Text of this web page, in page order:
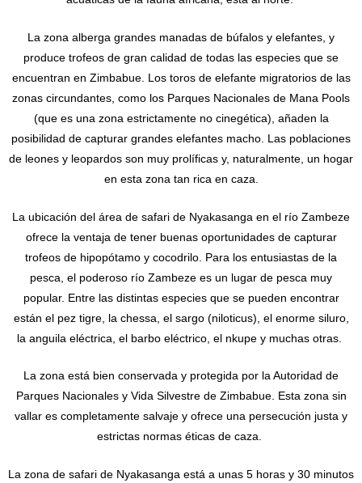
La zona alberga grandes manadas de búfalos y elefantes, y
produce trofeos de gran calidad de todas las especies que se
encuentran en Zimbabue. Los toros de elefante migratorios de las
zonas circundantes, como los Parques Nacionales de Mana Pools
(que es una zona estrictamente no cinegética), añaden la
posibilidad de capturar grandes elefantes macho. Las poblaciones
de leones y leopardos son muy prolíficas y, naturalmente, un hogar
en esta zona tan rica en caza.
La ubicación del área de safari de Nyakasanga en el río Zambeze
ofrece la ventaja de tener buenas oportunidades de capturar
trofeos de hipopótamo y cocodrilo. Para los entusiastas de la
pesca, el poderoso río Zambeze es un lugar de pesca muy
popular. Entre las distintas especies que se pueden encontrar
están el pez tigre, la chessa, el sargo (niloticus), el enorme siluro,
la anguila eléctrica, el barbo eléctrico, el nkupe y muchas otras.
La zona está bien conservada y protegida por la Autoridad de
Parques Nacionales y Vida Silvestre de Zimbabue. Esta zona sin
vallar es completamente salvaje y ofrece una persecución justa y
estrictas normas éticas de caza.
La zona de safari de Nyakasanga está a unas 5 horas y 30 minutos